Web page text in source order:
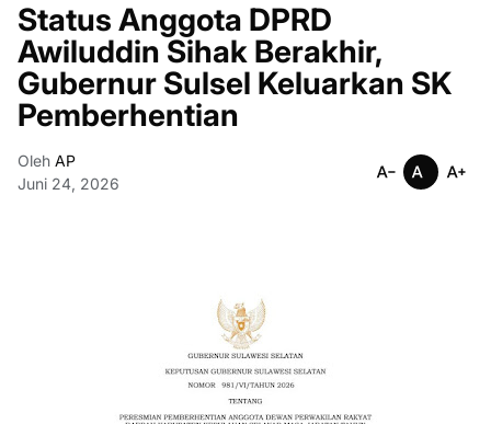
Status Anggota DPRD
Awiluddin Sihak Berakhir,
Gubernur Sulsel Keluarkan SK
Pemberhentian
Oleh AP
Juni 24, 2026